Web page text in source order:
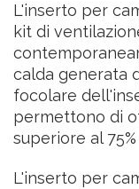
L'inserto per
kit di
calda generata
focolare
permettono di
superiore al
L'inserto per